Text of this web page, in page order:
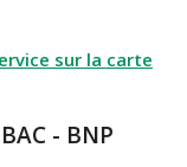
sur la carte
- BNP